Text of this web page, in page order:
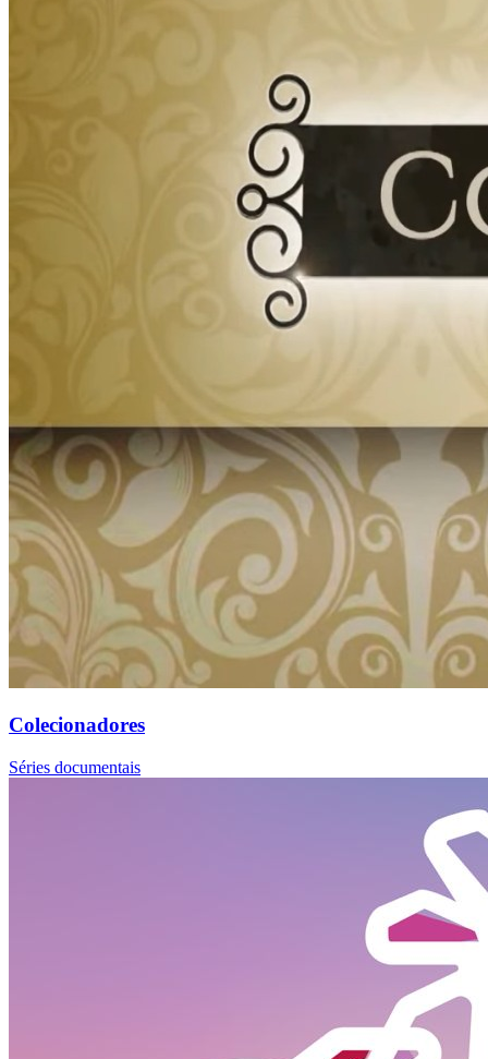
Colecionadores
Séries documentais